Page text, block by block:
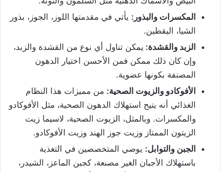
المكسرات والبذور: يأتي في مقدمتها اللوز، الجوز، بذور
الشيا، اليقطين.
الزبد والقشدة: يمكن تناول أي نوع من القشدة والزبد،
وإن كان ذلك ممكن فمن الأحسن اختيار الدهون
المصنفة بكونها عضوية.
الأفوكادو والزيوت الصحية: من مميزات هذا النظام
الغذائي أنه يتيح استهلاك الدهون الصحية، مثل الأفوكادو
والمكسرات. وبالمثل، الزيوت الصحية، لاسيما زيت
الزيتون الممتاز وزيت جوز الهند وزيت الأفوكادو.
الجبن والتوابل: يوصي المتخصصين في التغذية
باستهلاك الأجبان الغير مصنعة، كجبن الماعز، الشيدر،